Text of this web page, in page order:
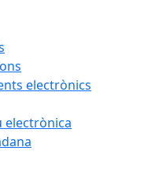
electrònics
electrònica